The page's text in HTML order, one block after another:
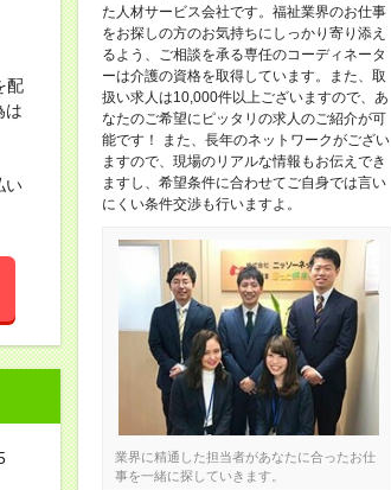
配
は
い
た人材サービス会社です。福祉業界のお仕事
をお探しの方のお気持ちにしっかり寄り添え
るよう、ご相談を承る専任のコーディネータ
ーは介護の資格を取得しています。また、取
扱い求人は10,000件以上ございますので、あ
なたのご希望にピッタリの求人のご紹介が可
能です！ また、長年のネットワークがござい
ますので、現場のリアルな情報もお伝えでき
ますし、希望条件に合わせてご自身では言い
にくい条件交渉も行いますよ。
業界に精通した担当者があなたに合ったお仕
事を一緒に探していきます。